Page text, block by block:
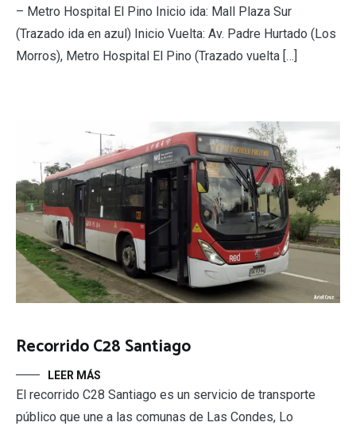
– Metro Hospital El Pino Inicio ida: Mall Plaza Sur
(Trazado ida en azul) Inicio Vuelta: Av. Padre Hurtado (Los
Morros), Metro Hospital El Pino (Trazado vuelta […]
Recorrido C28 Santiago
LEER MÁS
El recorrido C28 Santiago es un servicio de transporte
público que une a las comunas de Las Condes, Lo